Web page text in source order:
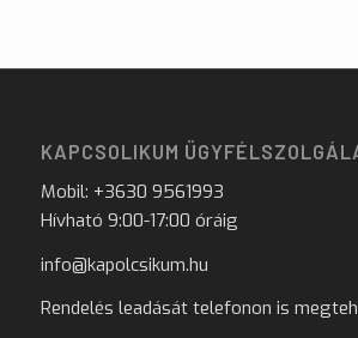
KAPCSOLIKUM
Mobil: +3630 9561993
Hívható 9:00-17:00 óráig
info@kapolcsikum.hu
Rendelés leadását telefonon is